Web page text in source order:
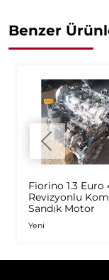
Benzer
Fiorino 1.3 Euro
Revizyonlu
Sandık Motor
Yeni